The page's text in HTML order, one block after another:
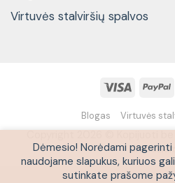
Virtuvės stalviršių spalvos
Blogas Virtuvės
Copyright 2026 © Kopijuoti be
Dėmesio! Norėdami
naudojame slapukus, kuriuos
sutinkate prašome